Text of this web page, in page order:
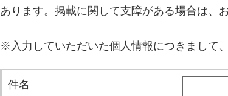
あります。掲載に関して支障がある場合は、
※入力していただいた個人情報につきまして
件名